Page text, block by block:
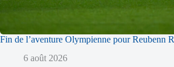
Fin de l’aventure Olympienne pour Reubenn
6 août 2026